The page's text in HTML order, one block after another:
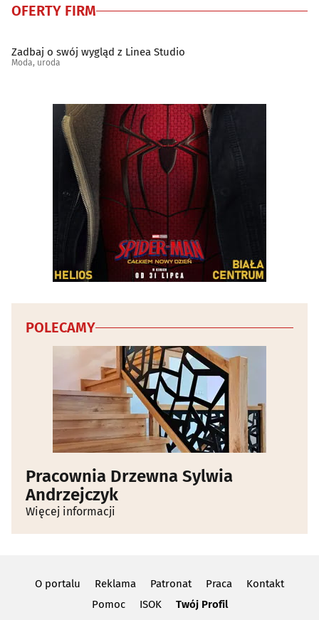
OFERTY FIRM
Zadbaj o swój wygląd z Linea Studio
Moda, uroda
POLECAMY
Pracownia Drzewna Sylwia
Andrzejczyk
Więcej informacji
O portalu Reklama Patronat Praca
Kontakt
Pomoc
ISOK Twój Profil